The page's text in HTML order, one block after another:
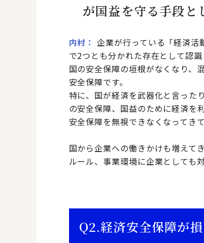
が国益を守る手段と
内村
企業が行っている「経済活
で2つとも分かれた存在として認
国の安全保障の垣根がなくなり、
安全保障です。
特に、国が経済を武器化と言った
の安全保障、国益のために経済を
安全保障を無視できなくなってきて
国から企業への働きかけも増えて
ルール、事業環境に企業としても
Q2.経済安全保障が